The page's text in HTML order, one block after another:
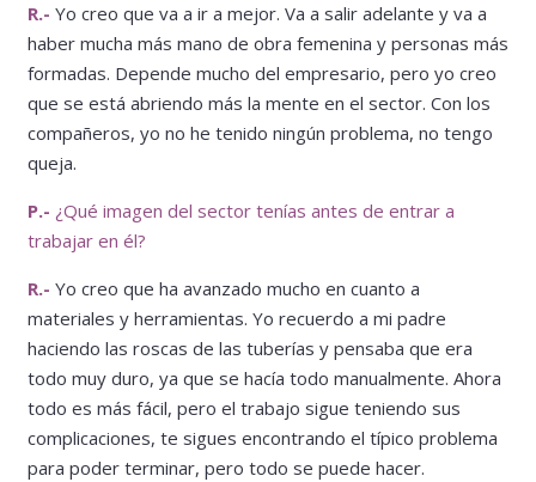
R.- Yo creo que va a ir a mejor. Va a salir adelante y va a
haber mucha más mano de obra femenina y personas más
formadas. Depende mucho del empresario, pero yo creo
que se está abriendo más la mente en el sector. Con los
compañeros, yo no he tenido ningún problema, no tengo
queja.
P.- ¿Qué imagen del sector tenías antes de entrar a
trabajar en él?
R.- Yo creo que ha avanzado mucho en cuanto a
materiales y herramientas. Yo recuerdo a mi padre
haciendo las roscas de las tuberías y pensaba que era
todo muy duro, ya que se hacía todo manualmente. Ahora
todo es más fácil, pero el trabajo sigue teniendo sus
complicaciones, te sigues encontrando el típico problema
para poder terminar, pero todo se puede hacer.